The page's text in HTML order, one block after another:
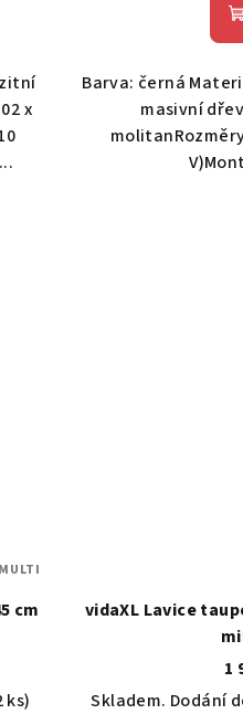
x
Barva: černá
masivní
cm
ks)
vidaXL Lavice
1
Skladem. Dodání